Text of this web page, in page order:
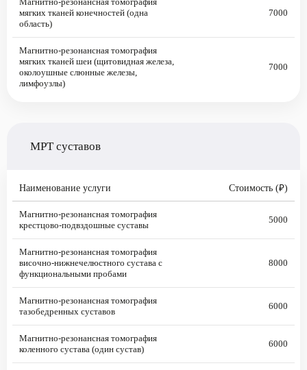
Магнитно-резонансная томография
мягких тканей конечностей (одна
область)
7000
Магнитно-резонансная томография
мягких тканей шеи (щитовидная железа,
околоушные слюнные железы,
лимфоузлы)
7000
МРТ суставов
Наименование услуги Стоимость (₽)
Магнитно-резонансная томография
крестцово-подвздошные суставы
5000
Магнитно-резонансная томография
височно-нижнечелюстного сустава с
функциональными пробами
8000
Магнитно-резонансная томография
тазобедренных суставов
6000
Магнитно-резонансная томография
коленного сустава (один сустав)
6000